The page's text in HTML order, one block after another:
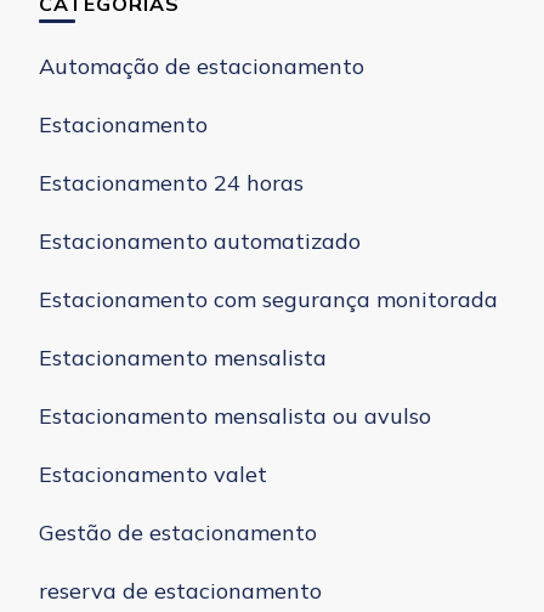
Automação de estacionamento
Estacionamento
Estacionamento 24 horas
Estacionamento automatizado
Estacionamento com segurança monitorada
Estacionamento mensalista
Estacionamento mensalista ou avulso
Estacionamento valet
Gestão de estacionamento
reserva de estacionamento